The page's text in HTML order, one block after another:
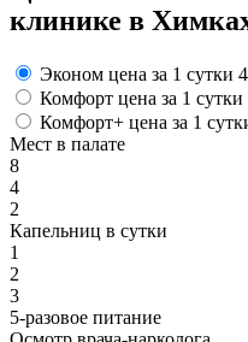
клинике в
Эконом цена за 1 сутки
Комфорт цена за 1 сутки
Комфорт+ цена за 1
Мест в палате
8
4
2
Капельниц в сутки
1
2
3
5-разовое питание